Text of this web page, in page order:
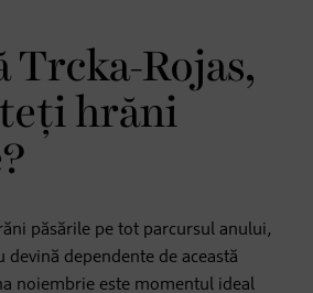
Trcka-Rojas,
hrăni
păsările pe tot parcursul anului,
devină dependente de această
noiembrie este momentul ideal